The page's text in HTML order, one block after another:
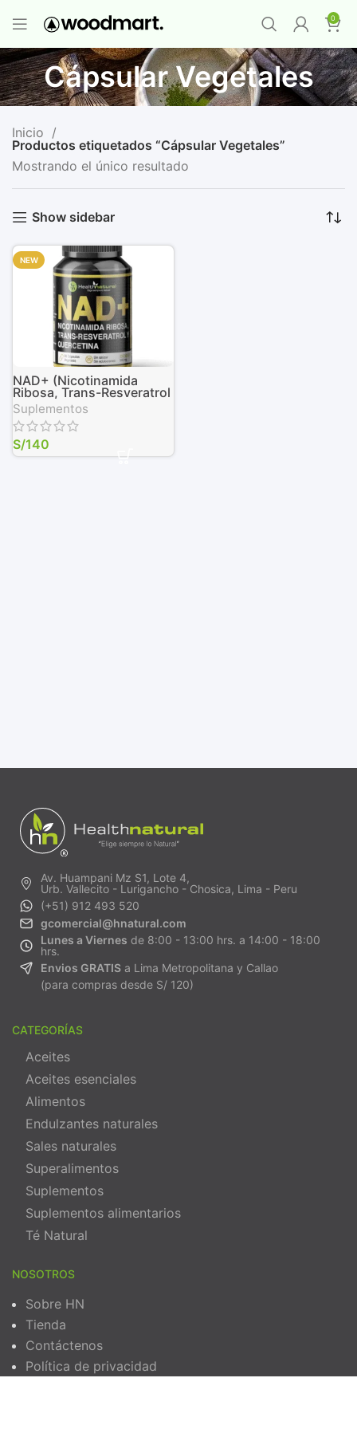
0
Cápsular Vegetales
Inicio
Productos etiquetados “Cápsular Vegetales”
Mostrando el único resultado
Show sidebar
NEW
NAD+ (Nicotinamida
Ribosa, Trans-Resveratrol
y Quercetina), 90 Cáps.
Vegetales de 500 mg
Suplementos
S/140
Av. Huampani Mz S1, Lote 4,
Urb. Vallecito - Lurigancho - Chosica, Lima - Peru
(+51) 912 493 520
gcomercial@hnatural.com
Lunes a Viernes de 8:00 - 13:00 hrs. a 14:00 - 18:00
hrs.
Envios GRATIS a Lima Metropolitana y Callao
(para compras desde S/ 120)
CATEGORÍAS
Aceites
Aceites esenciales
Alimentos
Endulzantes naturales
Sales naturales
Superalimentos
Suplementos
Suplementos alimentarios
Té Natural
NOSOTROS
Sobre HN
Tienda
Contáctenos
Política de privacidad
Premium-Compra 12 unidades y llévate 1
GRATIS ¡LO QUIERO YA